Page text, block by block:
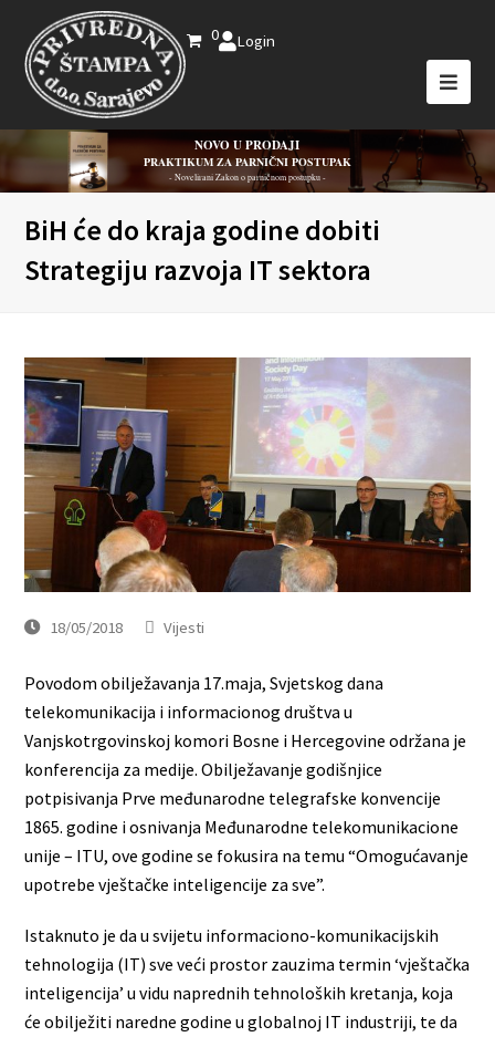
0 Login
NOVO U PRODAJI
PRAKTIKUM ZA PARNIČNI POSTUPAK
- Novelirani Zakon o parničnom postupku -
BiH će do kraja godine dobiti
Strategiju razvoja IT sektora
18/05/2018 Vijesti
Povodom obilježavanja 17.maja, Svjetskog dana
telekomunikacija i informacionog društva u
Vanjskotrgovinskoj komori Bosne i Hercegovine održana je
konferencija za medije. Obilježavanje godišnjice
potpisivanja Prve međunarodne telegrafske konvencije
1865. godine i osnivanja Međunarodne telekomunikacione
unije – ITU, ove godine se fokusira na temu “Omogućavanje
upotrebe vještačke inteligencije za sve”.
Istaknuto je da u svijetu informaciono-komunikacijskih
tehnologija (IT) sve veći prostor zauzima termin ‘vještačka
inteligencija’ u vidu naprednih tehnoloških kretanja, koja
će obilježiti naredne godine u globalnoj IT industriji, te da